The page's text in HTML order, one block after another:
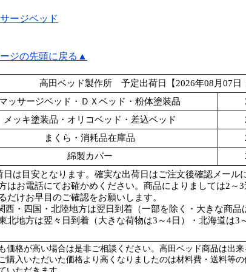
ージベッド
ジの先頭に戻る▲
高田ベッド製作所 予定出荷日【2026年08月07日
マッサージベッド・ＤＸベッド・粉体塗装品
メッキ塗装品・オリコベッド・差込ベッド
まくら・消耗品在庫品
綿製カバー
日は目安となります。確実な出荷日はご注文後確認メール
はお電話にてお確かめください。商品によりましては2～
だけお早目のご確認をお願いします。
西・四国・北陸地方は翌日到着（一部を除く・大きな商品
北地方は翌々日到着（大きな荷物は3～4日）・北海道は3
価格が高い場合は是非ご相談ください。高田ベッド商品は出
購入いただいた価格より高くなりましたのは材料費・送料等